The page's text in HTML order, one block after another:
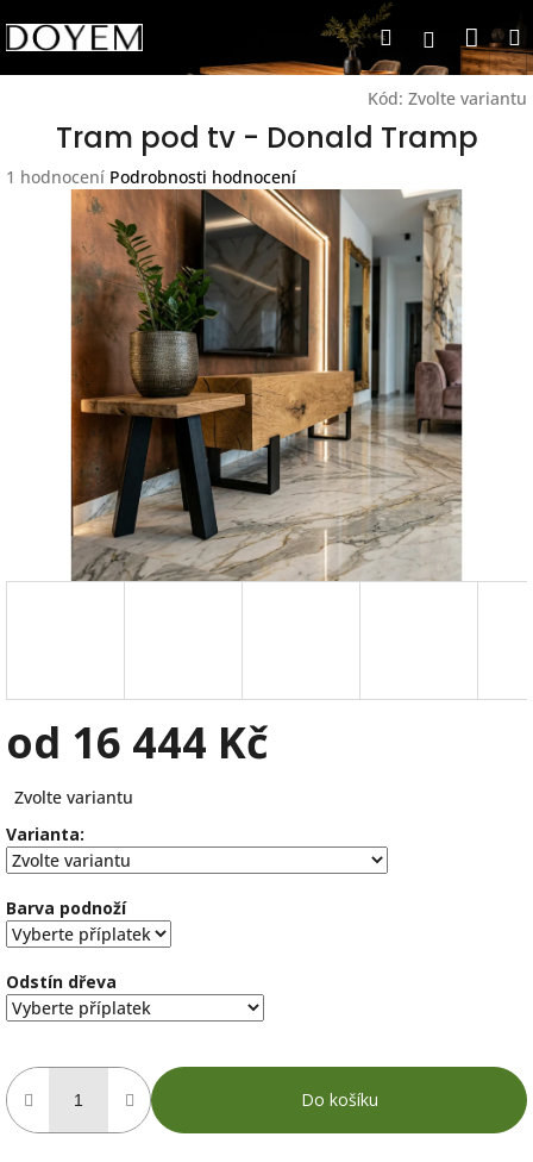
na
obsah
Hledat
Kód: Zvolte variantu
Tram pod tv - Donald Tramp
Průměrné
hodnocení
1 hodnocení Podrobnosti hodnocení
od 16 444 Kč
cena:
Zvolte variantu
Varianta:
Barva podnoží
Odstín dřeva
Do košíku